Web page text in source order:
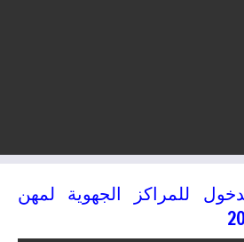
للمراكز الجهوية لمهن